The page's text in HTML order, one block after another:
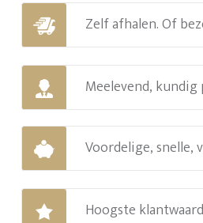
Zelf afhalen. Of
Meelevend, kundig
Voordelige, snelle,
Hoogste